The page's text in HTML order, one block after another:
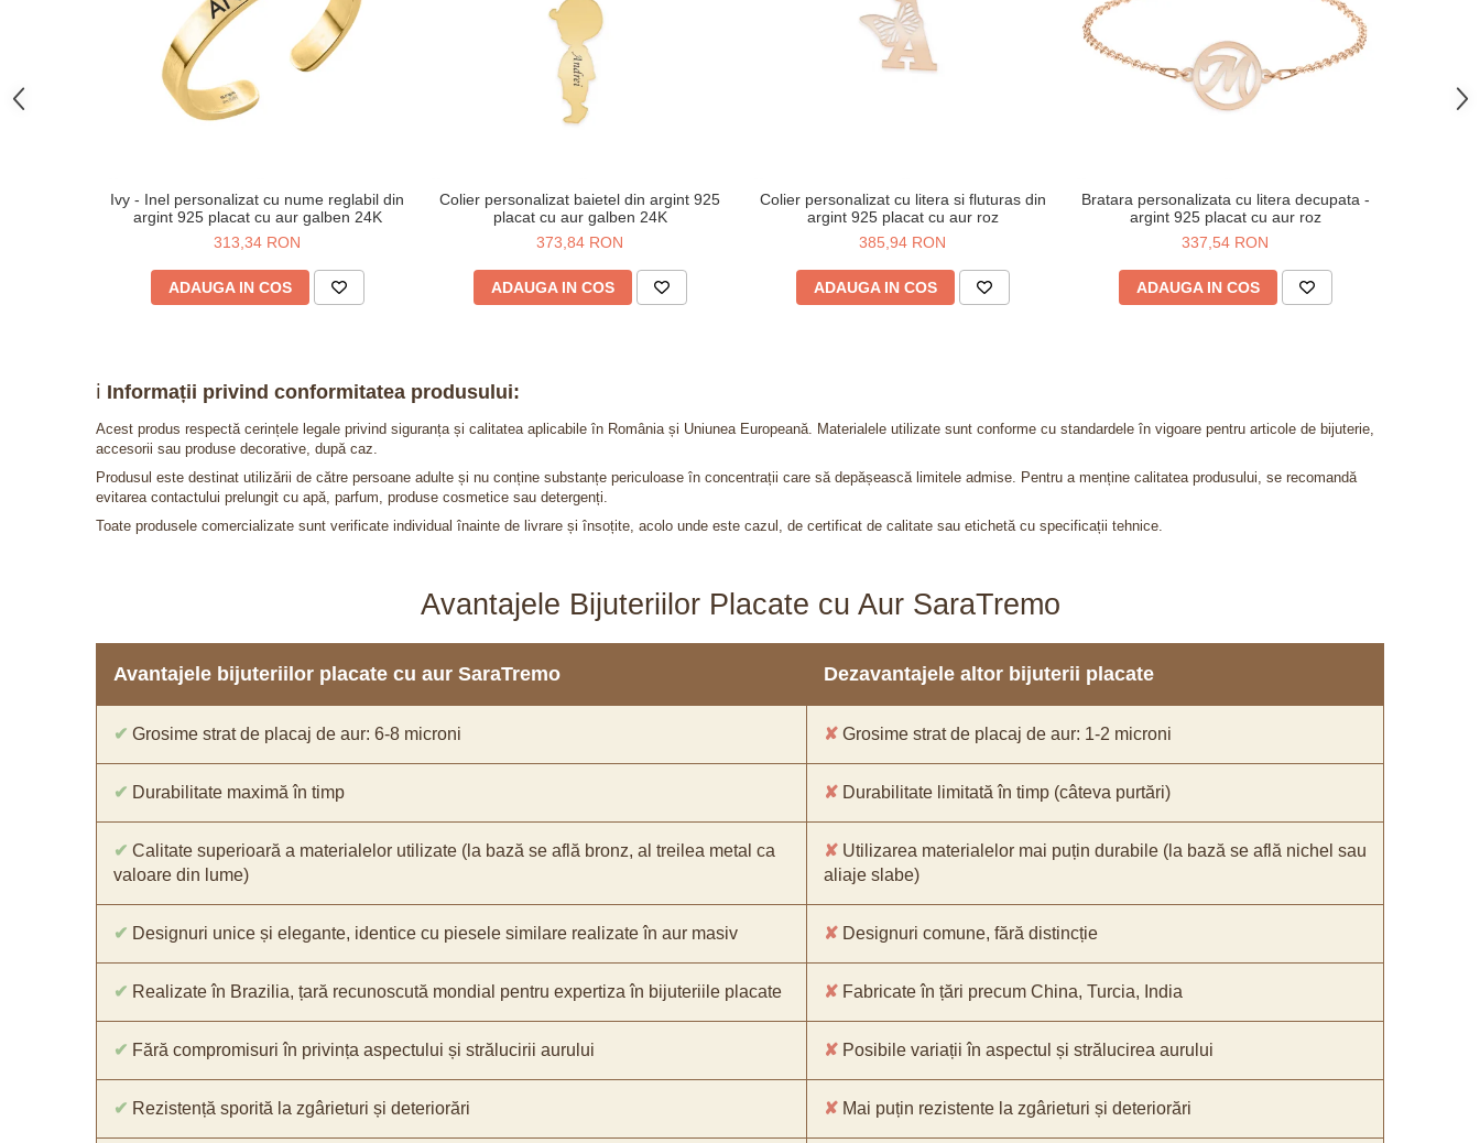
Ivy - Inel personalizat cu nume reglabil din
argint 925 placat cu aur galben 24K
313,34 RON
ADAUGA IN COS
Colier personalizat baietel din argint 925
placat cu aur galben 24K
373,84 RON
ADAUGA IN COS
Colier personalizat cu litera si fluturas din
argint 925 placat cu aur roz
385,94 RON
ADAUGA IN COS
Bratara personalizata cu litera decupata -
argint 925 placat cu aur roz
337,54 RON
ADAUGA IN COS
ℹ️ Informații privind conformitatea produsului:
Acest produs respectă cerințele legale privind siguranța și calitatea aplicabile în România și Uniunea Europeană. Materialele utilizate sunt conforme cu standardele în vigoare pentru articole de bijuterie,
accesorii sau produse decorative, după caz.
Produsul este destinat utilizării de către persoane adulte și nu conține substanțe periculoase în concentrații care să depășească limitele admise. Pentru a menține calitatea produsului, se recomandă
evitarea contactului prelungit cu apă, parfum, produse cosmetice sau detergenți.
Toate produsele comercializate sunt verificate individual înainte de livrare și însoțite, acolo unde este cazul, de certificat de calitate sau etichetă cu specificații tehnice.
Avantajele Bijuteriilor Placate cu Aur SaraTremo
Avantajele bijuteriilor placate cu aur SaraTremo Dezavantajele altor bijuterii placate
✔ Grosime strat de placaj de aur: 6-8 microni ✘ Grosime strat de placaj de aur: 1-2 microni
✔ Durabilitate maximă în timp ✘ Durabilitate limitată în timp (câteva purtări)
✔ Calitate superioară a materialelor utilizate (la bază se află bronz, al treilea metal ca
valoare din lume)
✘ Utilizarea materialelor mai puțin durabile (la bază se află nichel sau
aliaje slabe)
✔ Designuri unice și elegante, identice cu piesele similare realizate în aur masiv ✘ Designuri comune, fără distincție
✔ Realizate în Brazilia, țară recunoscută mondial pentru expertiza în bijuteriile placate ✘ Fabricate în țări precum China, Turcia, India
✔ Fără compromisuri în privința aspectului și strălucirii aurului ✘ Posibile variații în aspectul și strălucirea aurului
✔ Rezistență sporită la zgârieturi și deteriorări ✘ Mai puțin rezistente la zgârieturi și deteriorări